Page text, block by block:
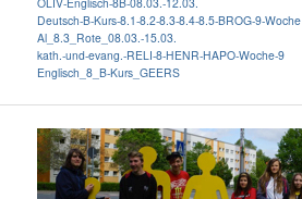
Deutsch-B-Kurs-8.1-8.2-8.3-8.4-8.5-BROG-9-Woche
Al_8.3_Rote_08.03.-15.03.
kath.-und-evang.-RELI-8-HENR-HAPO-Woche-9
Englisch_8_B-Kurs_GEERS